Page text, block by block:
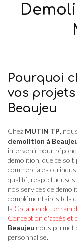
Pourquoi
vos
Beaujeu
Chez MUTIN TP ,
demolition à
intervenir pour
démolition, que ce
commerciales ou
qualité,
nos services de
complémentaires tels
la Création de terrain
Conception d'accès et
Beaujeu nous permet
personnalisé.